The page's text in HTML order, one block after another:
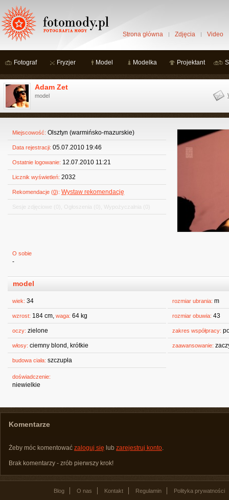
Strona główna Zdjęcia Video
Fotograf Fryzjer Model Modelka Projektant
Adam Zet
model
Miejscowość: Olsztyn (warmińsko-mazurskie)
Data rejestracji: 05.07.2010 19:46
Ostatnie logowanie: 12.07.2010 11:21
Licznik wyświetleń: 2032
Rekomendacje (0): Wystaw rekomendację
Sesje zdjęciowe (0) Ogłoszenia (0) Wypożyczalnia (0)
O sobie
-
model
wiek: 34
wzrost: 184 cm, waga: 64 kg
oczy: zielone
włosy: ciemny blond, krótkie
budowa ciała: szczupła
rozmiar ubrania: m
rozmiar obuwia: 43
zakres współpracy:
zaawansowanie:
doświadczenie:
niewielkie
Komentarze
Żeby móc komentować zaloguj się lub zarejestruj konto.
Brak komentarzy - zrób pierwszy krok!
Blog O nas Kontakt Regulamin Polityka prywatności